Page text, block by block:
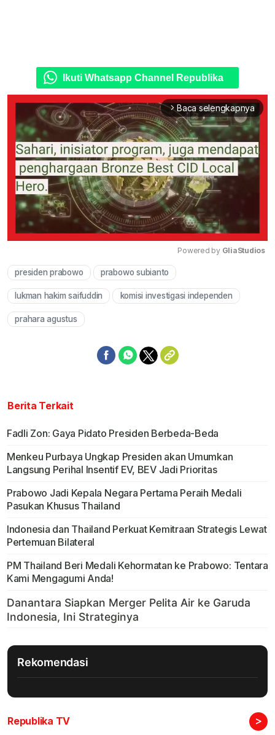
Ikuti Whatsapp Channel Republika
arrow_forward_ios Baca selengkapnya
Powered by GliaStudios
presiden prabowo prabowo subianto
lukman hakim saifuddin komisi investigasi independen
prahara agustus
Berita Terkait
Fadli Zon: Gaya Pidato Presiden Berbeda-Beda
Menkeu Purbaya Ungkap Presiden akan Umumkan
Langsung Perihal Insentif EV, BEV Jadi Prioritas
Prabowo Jadi Kepala Negara Pertama Peraih Medali
Pasukan Khusus Thailand
Indonesia dan Thailand Perkuat Kemitraan Strategis Lewat
Pertemuan Bilateral
PM Thailand Beri Medali Kehormatan ke Prabowo: Tentara
Kami Mengagumi Anda!
Rekomendasi
Republika TV >